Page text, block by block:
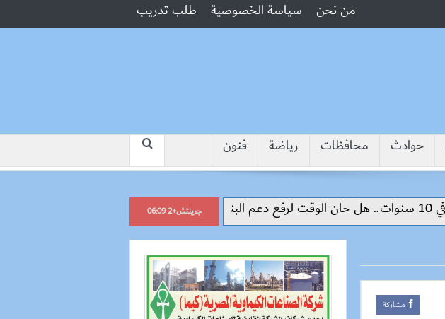
من نحن سياسة الخصوصية طلب تدريب
حوادث محافظات رياضة
فنون
“جبروت امرأة”.. مارست الرذيلةجرينتش+2 06:09
مشاركة